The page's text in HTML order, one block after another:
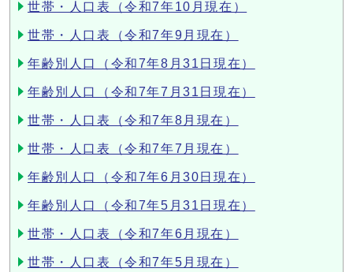
世帯・人口表（令和7年10月現在）
世帯・人口表（令和7年9月現在）
年齢別人口（令和7年8月31日現在）
年齢別人口（令和7年7月31日現在）
世帯・人口表（令和7年8月現在）
世帯・人口表（令和7年7月現在）
年齢別人口（令和7年6月30日現在）
年齢別人口（令和7年5月31日現在）
世帯・人口表（令和7年6月現在）
世帯・人口表（令和7年5月現在）